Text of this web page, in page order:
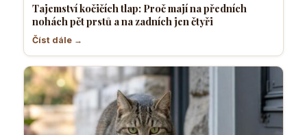
Tajemství kočičích tlap: Proč mají na předních
nohách pět prstů a na zadních jen čtyři
Číst dále →